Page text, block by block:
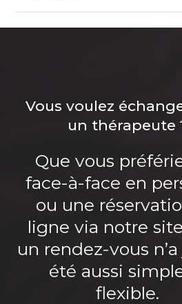
Vous voulez
un thérapeute
Que vous
face-à-face en
ou une
ligne via notre
un rendez-vous
été aussi
flexible.